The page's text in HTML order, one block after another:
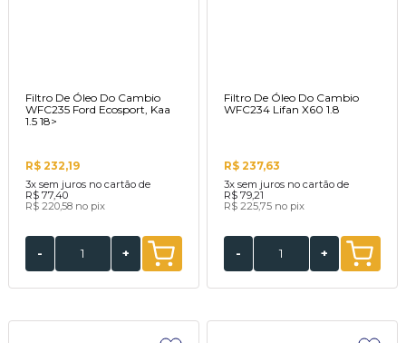
Filtro De Óleo Do Cambio
WFC235 Ford Ecosport, Kaa
1.5 18>
R$ 232,19
3x sem juros no cartão de
R$ 77,40
R$ 220,58 no pix
- +
Filtro De Óleo Do Cambio
WFC234 Lifan X60 1.8
R$ 237,63
3x sem juros no cartão de
R$ 79,21
R$ 225,75 no pix
- +